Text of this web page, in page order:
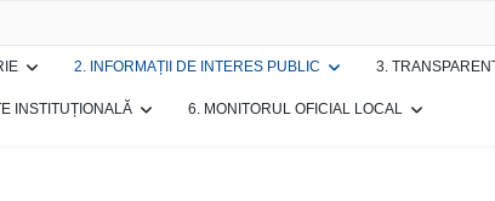
2. INFORMAȚII DE INTERES PUBLIC 3.
INSTITUȚIONALĂ 6. MONITORUL OFICIAL LOCAL